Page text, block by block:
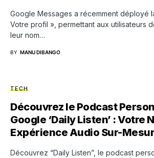
Google Messages a récemment déployé
Votre profil », permettant aux utilisateurs
leur nom…
BY MANU DIBANGO
TECH
Découvrez le Podcast
Google ‘Daily Listen’ : Votre
Expérience Audio Sur-
Découvrez “Daily Listen”, le podcast